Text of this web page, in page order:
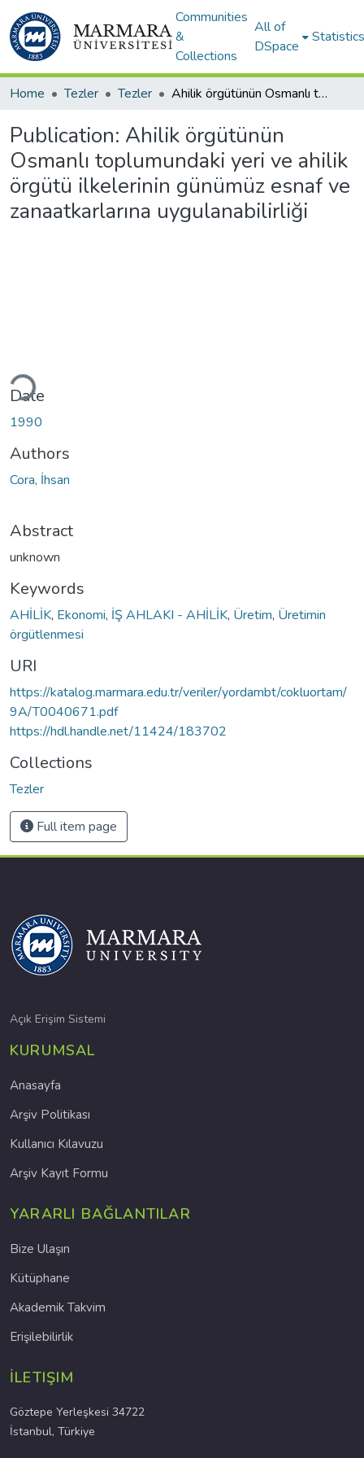
Communities
&
Collections
All of
DSpace
Statistics
Home Tezler Tezler Ahilik örgütünün Osmanlı toplumundaki yeri ve ahilik örgütü ilkelerinin günümüz esnaf ve zanaatkarlarına uygulanabilirliği
Publication: Ahilik örgütünün
Osmanlı toplumundaki yeri ve ahilik
örgütü ilkelerinin günümüz esnaf ve
zanaatkarlarına uygulanabilirliği
Date
1990
Authors
Cora, İhsan
Abstract
unknown
Keywords
AHİLİK, Ekonomi, İŞ AHLAKI - AHİLİK, Üretim, Üretimin
örgütlenmesi
URI
https://katalog.marmara.edu.tr/veriler/yordambt/cokluortam/
9A/T0040671.pdf
https://hdl.handle.net/11424/183702
Collections
Tezler
Full item page
Açık Erişim Sistemi
KURUMSAL
Anasayfa
Arşiv Politikası
Kullanıcı Kılavuzu
Arşiv Kayıt Formu
YARARLI BAĞLANTILAR
Bize Ulaşın
Kütüphane
Akademik Takvim
Erişilebilirlik
İLETIŞIM
Göztepe Yerleşkesi 34722
İstanbul, Türkiye